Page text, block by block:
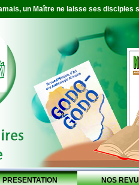
un Maître ne laisse ses disciples
PRESENTATION NOS